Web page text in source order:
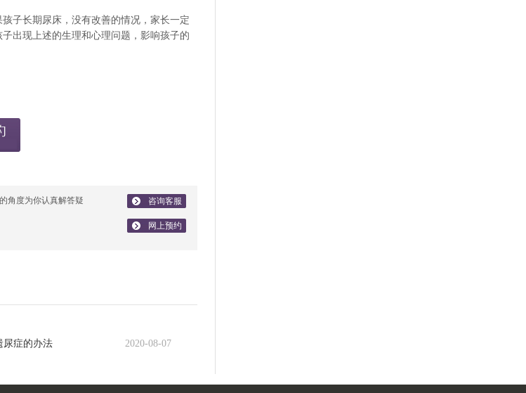
子长期尿床，没有改善的情况，家长一定
出现上述的生理和心理问题，影响孩子的
角度为你认真解答疑
咨询客服
网上预约
尿症的办法 2020-08-07